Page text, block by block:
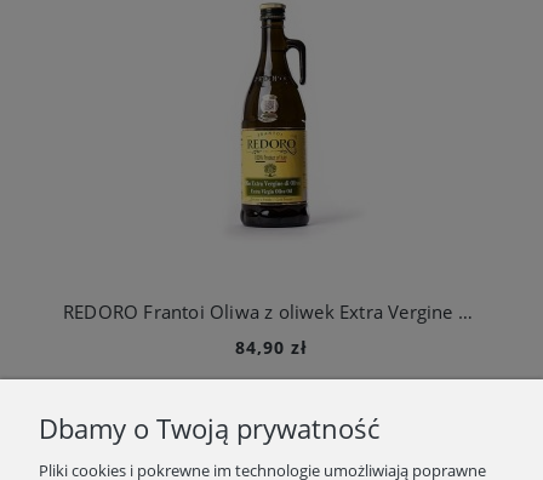
REDORO Frantoi Oliwa z oliwek Extra Vergine 1L PREMIUM 100% italiano Numerowana
84,90 zł
Dbamy o Twoją prywatność
Pliki cookies i pokrewne im technologie umożliwiają poprawne